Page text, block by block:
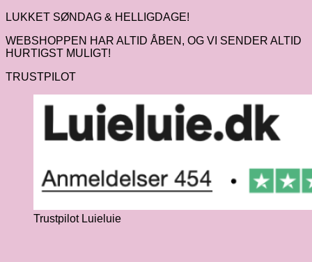
LUKKET SØNDAG & HELLIGDAGE!
WEBSHOPPEN HAR ALTID ÅBEN, OG VI SENDER ALTID
HURTIGST MULIGT!
TRUSTPILOT
Trustpilot Luieluie